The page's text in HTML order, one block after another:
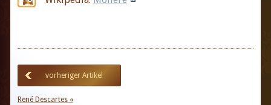
vorheriger Artikel
René Descartes «